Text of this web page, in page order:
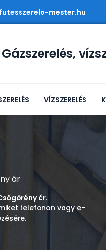
mester.hu
Gázszerelés,
VÍZSZERELÉS
ár
ár.
telefonon vagy e-